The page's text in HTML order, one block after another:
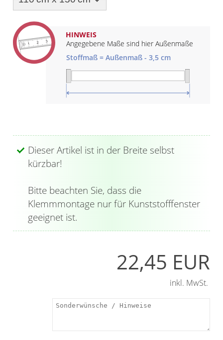
Gardinenstange
Stoffe
Panneaux
HINWEIS
Stoffmaß = Außenmaß - 3,5 cm
Angegebene Maße sind hier Außenmaße
Dieser Artikel ist in der Breite selbst
kürzbar!
Bitte beachten Sie, dass die
Klemmmontage nur für Kunststofffenster
geeignet ist.
22,45 EUR
inkl. MwSt.